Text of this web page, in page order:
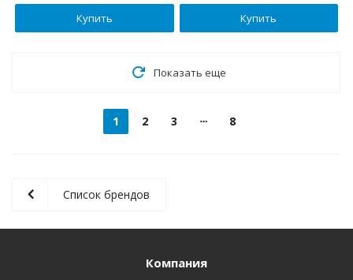
Купить Купить
Показать еще
1 2 3 8
Список брендов
Компания